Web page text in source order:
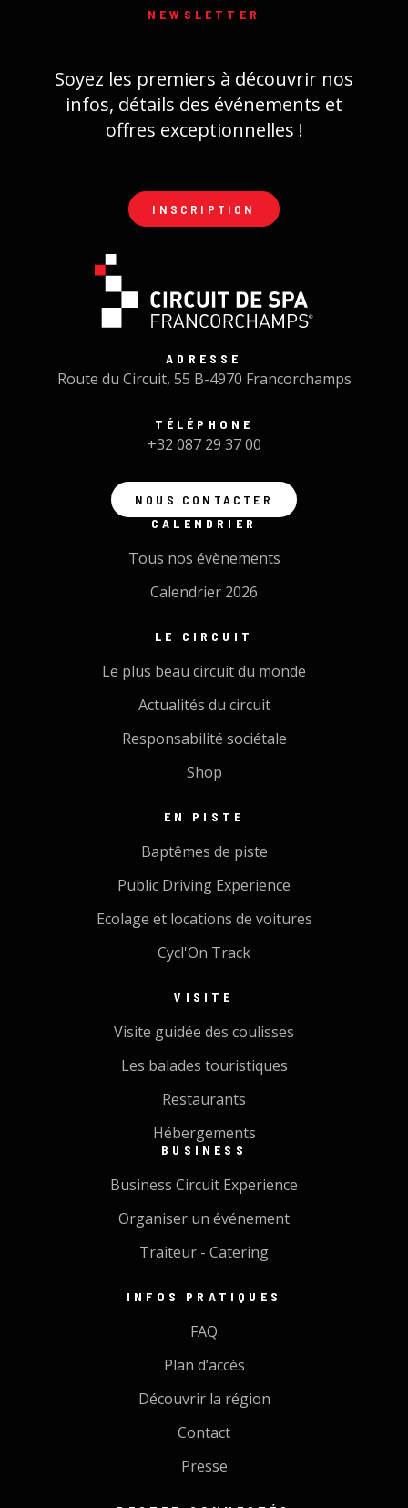
NEWSLETTER
Soyez les premiers à découvrir nos
infos, détails des événements et
offres exceptionnelles !
INSCRIPTION
ADRESSE
Route du Circuit, 55 B-4970 Francorchamps
TÉLÉPHONE
+32 087 29 37 00
NOUS CONTACTER
CALENDRIER
Tous nos évènements
Calendrier 2026
LE CIRCUIT
Le plus beau circuit du monde
Actualités du circuit
Responsabilité sociétale
Shop
EN PISTE
Baptêmes de piste
Public Driving Experience
Ecolage et locations de voitures
Cycl'On Track
VISITE
Visite guidée des coulisses
Les balades touristiques
Restaurants
Hébergements
BUSINESS
Business Circuit Experience
Organiser un événement
Traiteur - Catering
INFOS PRATIQUES
FAQ
Plan d’accès
Découvrir la région
Contact
Presse